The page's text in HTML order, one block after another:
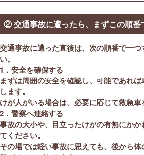
② 交通事故に遭ったら、まずこの順番
交通事故に遭った直後は、次の順番で一つ
い。
1 ．安全を確保する
まずは周囲の安全を確認し、可能であれ
します。
けが人がいる場合は、必要に応じて救急車
2 ．警察へ連絡する
事故の大小や、目立ったけがの有無にか
てください。
その場では軽い事故に思えても、後から